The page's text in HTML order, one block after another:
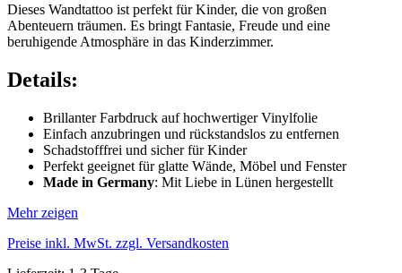
Dieses Wandtattoo ist perfekt für Kinder, die von großen
Abenteuern träumen. Es bringt Fantasie, Freude und eine
beruhigende Atmosphäre in das Kinderzimmer.
Details:
Brillanter Farbdruck auf hochwertiger Vinylfolie
Einfach anzubringen und rückstandslos zu entfernen
Schadstofffrei und sicher für Kinder
Perfekt geeignet für glatte Wände, Möbel und Fenster
Made in Germany: Mit Liebe in Lünen hergestellt
Mehr zeigen
Preise inkl. MwSt. zzgl. Versandkosten